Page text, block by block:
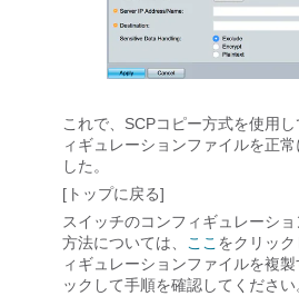
これで、SCPコピー方式を使用
ィギュレーションファイルを正
した。
[トップに戻る]
スイッチのコンフィギュレーシ
方法については、 ここ をクリッ
ィギュレーションファイルを複製
ックして手順を確認してください